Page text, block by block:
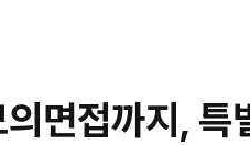
면접까지, 특